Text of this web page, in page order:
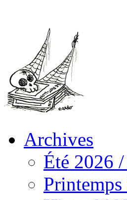
Archives
Été 2026